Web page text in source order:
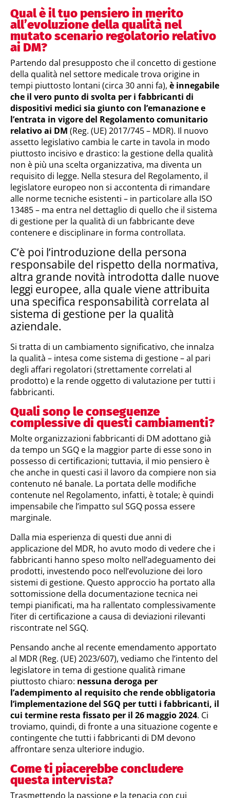
Qual è il tuo pensiero in merito
all’evoluzione della qualità nel
mutato scenario regolatorio relativo
ai DM?
Partendo dal presupposto che il concetto di gestione
della qualità nel settore medicale trova origine in
tempi piuttosto lontani (circa 30 anni fa), è innegabile
che il vero punto di svolta per i fabbricanti di
dispositivi medici sia giunto con l’emanazione e
l’entrata in vigore del Regolamento comunitario
relativo ai DM (Reg. (UE) 2017/745 – MDR). Il nuovo
assetto legislativo cambia le carte in tavola in modo
piuttosto incisivo e drastico: la gestione della qualità
non è più una scelta organizzativa, ma diventa un
requisito di legge. Nella stesura del Regolamento, il
legislatore europeo non si accontenta di rimandare
alle norme tecniche esistenti – in particolare alla ISO
13485 – ma entra nel dettaglio di quello che il sistema
di gestione per la qualità di un fabbricante deve
contenere e disciplinare in forma controllata.
C’è poi l’introduzione della persona
responsabile del rispetto della normativa,
altra grande novità introdotta dalle nuove
leggi europee, alla quale viene attribuita
una specifica responsabilità correlata al
sistema di gestione per la qualità
aziendale.
Si tratta di un cambiamento significativo, che innalza
la qualità – intesa come sistema di gestione – al pari
degli affari regolatori (strettamente correlati al
prodotto) e la rende oggetto di valutazione per tutti i
fabbricanti.
Quali sono le conseguenze
complessive di questi cambiamenti?
Molte organizzazioni fabbricanti di DM adottano già
da tempo un SGQ e la maggior parte di esse sono in
possesso di certificazioni; tuttavia, il mio pensiero è
che anche in questi casi il lavoro da compiere non sia
contenuto né banale. La portata delle modifiche
contenute nel Regolamento, infatti, è totale; è quindi
impensabile che l’impatto sul SGQ possa essere
marginale.
Dalla mia esperienza di questi due anni di
applicazione del MDR, ho avuto modo di vedere che i
fabbricanti hanno speso molto nell’adeguamento dei
prodotti, investendo poco nell’evoluzione dei loro
sistemi di gestione. Questo approccio ha portato alla
sottomissione della documentazione tecnica nei
tempi pianificati, ma ha rallentato complessivamente
l’iter di certificazione a causa di deviazioni rilevanti
riscontrate nel SGQ.
Pensando anche al recente emendamento apportato
al MDR (Reg. (UE) 2023/607), vediamo che l’intento del
legislatore in tema di gestione qualità rimane
piuttosto chiaro: nessuna deroga per
l’adempimento al requisito che rende obbligatoria
l’implementazione del SGQ per tutti i fabbricanti, il
cui termine resta fissato per il 26 maggio 2024. Ci
troviamo, quindi, di fronte a una situazione cogente e
contingente che tutti i fabbricanti di DM devono
affrontare senza ulteriore indugio.
Come ti piacerebbe concludere
questa intervista?
Trasmettendo la passione e la tenacia con cui